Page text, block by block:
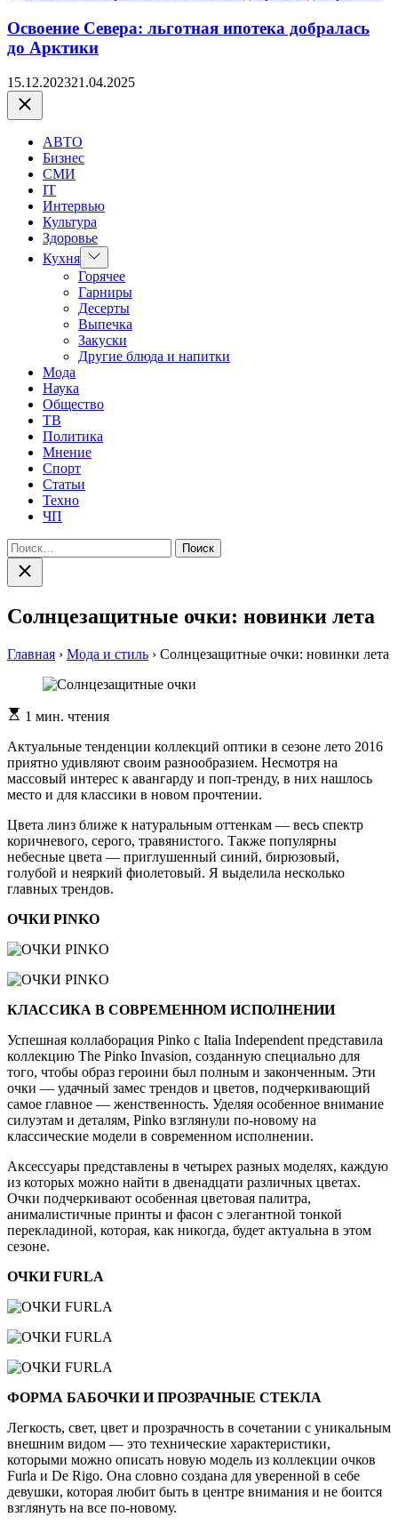
Освоение Севера: льготная ипотека добралась
до Арктики
15.12.202321.04.2025
Закрыть
АВТО
Бизнес
СМИ
IT
Интервью
Культура
Здоровье
Кухня Показать
подменю
Горячее
Гарниры
Десерты
Выпечка
Закуски
Другие блюда и напитки
Мода
Наука
Общество
ТВ
Политика
Мнение
Спорт
Статьи
Техно
ЧП
Найти:
Закрыть
поиск
Солнцезащитные очки: новинки лета
Главная › Мода и стиль › Солнцезащитные очки: новинки лета
Расчетное
чтения
1 мин. чтения
Актуальные тенденции коллекций оптики в сезоне лето 2016
приятно удивляют своим разнообразием. Несмотря на
массовый интерес к авангарду и поп-тренду, в них нашлось
место и для классики в новом прочтении.
Цвета линз ближе к натуральным оттенкам — весь спектр
коричневого, серого, травянистого. Также популярны
небесные цвета — приглушенный синий, бирюзовый,
голубой и неяркий фиолетовый. Я выделила несколько
главных трендов.
ОЧКИ PINKO
КЛАССИКА В СОВРЕМЕННОМ ИСПОЛНЕНИИ
Успешная коллаборация Pinko с Italia Independent представила
коллекцию The Pinko Invasion, созданную специально для
того, чтобы образ героини был полным и законченным. Эти
очки — удачный замес трендов и цветов, подчеркивающий
самое главное — женственность. Уделяя особенное внимание
силуэтам и деталям, Pinko взглянули по-новому на
классические модели в современном исполнении.
Аксессуары представлены в четырех разных моделях, каждую
из которых можно найти в двенадцати различных цветах.
Очки подчеркивают особенная цветовая палитра,
анималистичные принты и фасон с элегантной тонкой
перекладиной, которая, как никогда, будет актуальна в этом
сезоне.
ОЧКИ FURLA
ФОРМА БАБОЧКИ И ПРОЗРАЧНЫЕ СТЕКЛА
Легкость, свет, цвет и прозрачность в сочетании с уникальным
внешним видом — это технические характеристики,
которыми можно описать новую модель из коллекции очков
Furla и De Rigo. Она словно создана для уверенной в себе
девушки, которая любит быть в центре внимания и не боится
взглянуть на все по-новому.